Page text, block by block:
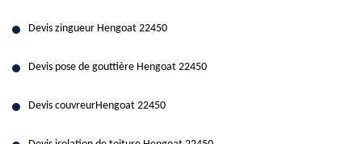
Devis zingueur Hengoat 22450
Devis pose de gouttière Hengoat 22450
Devis couvreurHengoat 22450